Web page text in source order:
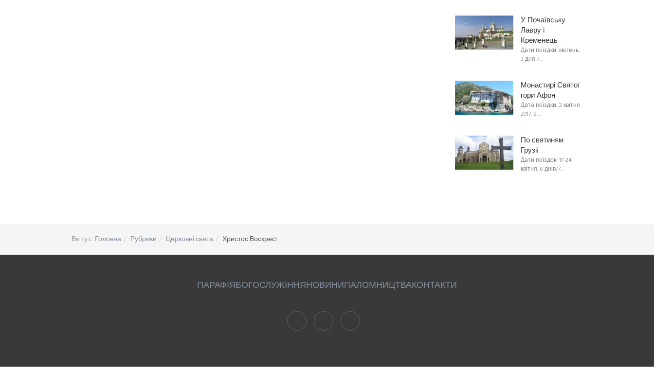
У Почаївську
Лавру і
Кременець
Дати поїздки: квітень,
3 дня /…
Монастирі Святої
гори Афон
Дата поїздки: 2 квітня
2017, 8…
По святиням
Грузії
Дати поїздок: 17-24
квітня, 8 днів/7…
Ви тут: Головна Рубрики Церковні свята Христос Воскрес!
ПАРАФІЯБОГОСЛУЖІННЯНОВИНИПАЛОМНИЦТВАКОНТАКТИ